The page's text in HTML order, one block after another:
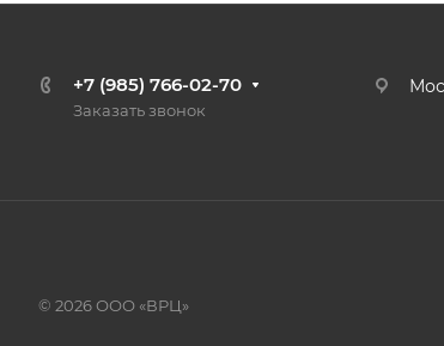
+7 (985) 766-02-70
Заказать звонок
© 2026 ООО «ВРЦ»